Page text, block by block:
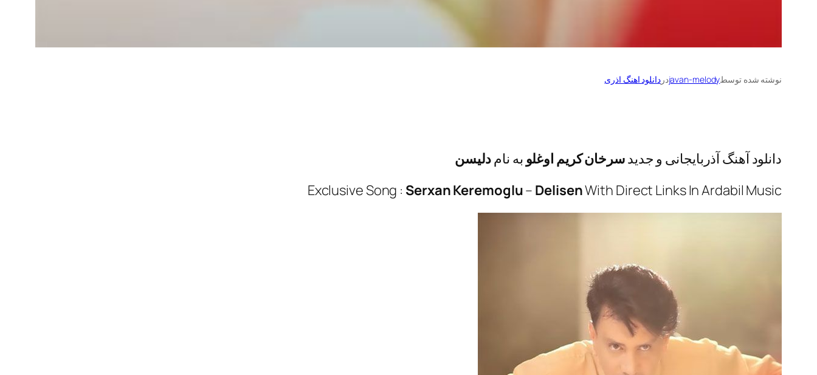
نوشته شده توسطjavan-melodyدردانلود اهنگ اذری
دانلود آهنگ آذربایجانی و جدیدسرخان کریم اوغلو به نامدلیسن
Exclusive Song : Serxan Keremoglu– DelisenWith Direct Links In Ardabil Music